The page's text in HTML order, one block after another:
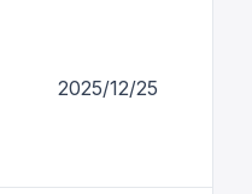
2025/12/25